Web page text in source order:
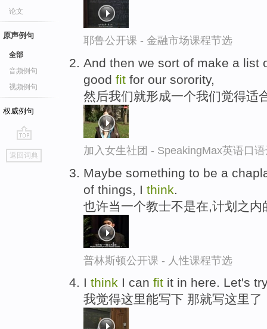
论文
原声例句
全部
音频例句
视频例句
权威例句
go
top
返回词典
耶鲁公开课 - 金融市场课程节选
And then we sort of make a list
good fit for our sorority,
然后我们就形成一个我们觉得适
加入女生社团 - SpeakingMax英语口
Maybe something to be a
of things, I think
也许当一个教士不是在,计划之内
普林斯顿公开课 - 人性课程节选
I think I can fit it in here. Let's
我觉得这里能写下 那就写这里了